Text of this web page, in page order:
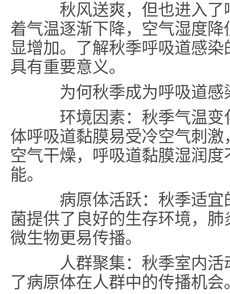
秋风送爽，但也进入了
着气温逐渐下降，空气湿度
显增加。了解秋季呼吸道感
具有重要意义。
为何秋季成为呼吸道感
环境因素：秋季气温变
体呼吸道黏膜易受冷空气刺
空气干燥，呼吸道黏膜湿润
能。
病原体活跃：秋季适宜
菌提供了良好的生存环境，
微生物更易传播。
人群聚集：秋季室内活
了病原体在人群中的传播机会